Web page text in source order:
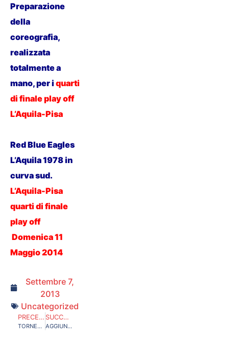
Preparazione
della
coreografia,
realizzata
totalmente a
mano, per i quarti
di finale play off
L’Aquila-Pisa
Red Blue Eagles
L’Aquila 1978 in
curva sud.
L’Aquila-Pisa
quarti di finale
play off
Domenica 11
Maggio 2014
Settembre 7,
2013
Uncategorized
PRECEDENTE
TORNEO ULTRAS U3 MONOPOLI 13-14 LUGLIO 2013
SUCCESSIVO
AGGIUNTA NUOVA SEZIONE FOTO R.B.E. 2013/2014 SERIE C1